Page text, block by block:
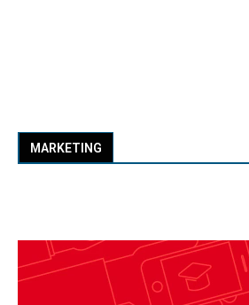
MARKETING